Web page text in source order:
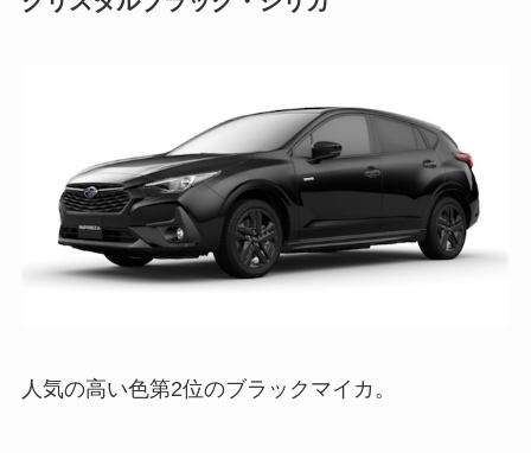
人気の高い色第2位のブラックマイカ。